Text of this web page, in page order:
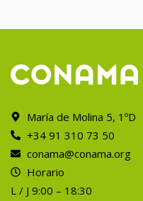
María de Molina 5, 1ºD
+34 91 310 73 50
conama@conama.org
Horario
L / J 9:00 – 18:30